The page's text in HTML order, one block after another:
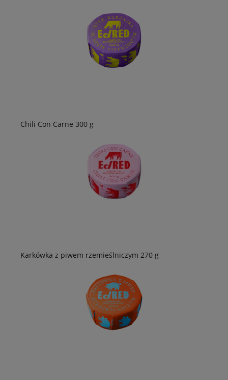
Chili Con Carne 300 g
Karkówka z piwem rzemieślniczym 270 g